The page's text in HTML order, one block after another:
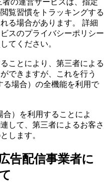
覧習慣をトラッキングする
る場合があります。 詳細
スのプライバシーポリシー
てください。
ことにより、第三者による
できますが、これを行う
る場合）の全機能を利用で
）を利用することによ
して、第三者によるお客さ
します。
告配信事業者に